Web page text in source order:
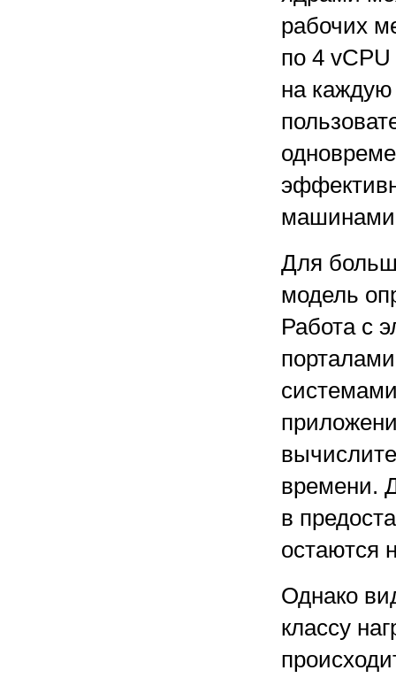
рабочих
по 4
на каждую
машинами
Для
модель
Работа с
времени.
в
остаются
Однако
классу